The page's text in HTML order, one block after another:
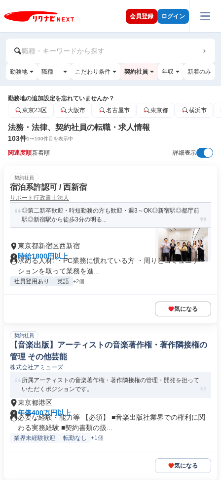
会員登録 ログイン
職種・キーワードから探す
勤務地 職種 こだわり条件 契約社員 年収 新着のみ
勤務地の追加設定を忘れていませんか？
東京23区
大阪市 名古屋市 東京都 横浜市
法務・法律、契約社員の転職・求人情報
103件1〜100件目を表示中
関連度順新着順 詳細表示
契約社員
宿泊系許認可 / 西新宿
サポート行政書士法人
◎第二新卒歓迎・時短勤務の方も歓迎・週3～OK◎新宿駅◎都庁前
駅◎新宿駅から徒歩3分の明る...
東京都新宿区西新宿
時給1800円以上
求める人材: ・PC業務に慣れている方 ・周りとコミュニケー
ションを取って業務を進...
社員登用あり 英語 +2個
気になる
契約社員
【音楽出版】アーティストの音楽著作権・著作隣接権の
管理 その他芸能
株式会社アミューズ
所属アーティストの音楽著作権・著作隣接権の管理・開発を担って
いただくポジションです。
東京都港区
年俸400万円以上
必要な経験・能力等 【必須】 ■音楽出版社業界での権利に関
わる実務経験 ■契約書類の扱...
業界未経験歓迎 転勤なし +1個
気になる